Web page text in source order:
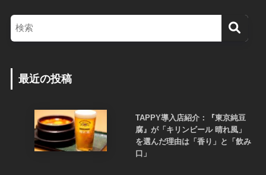
最近の投稿
TAPPY導入店紹介：『東京純豆
腐』が「キリンビール 晴れ風」
を選んだ理由は「香り」と「飲み
口」